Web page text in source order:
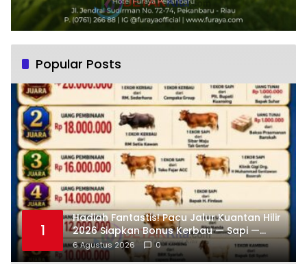
Popular Posts
1
Hadiah Fantastis! Pacu Jalur Kuantan Hilir
2026 Siapkan Bonus Kerbau — Sapi —
Kambing dan Puluhan Juta Rupiah
6 Agustus 2026 0